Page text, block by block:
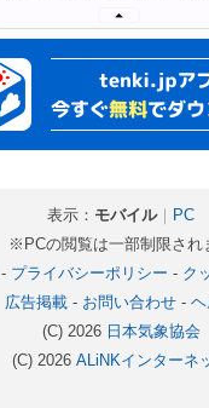
表示： モバイル｜ PC
※PCの閲覧は一部制限され
- プライバシーポリシー - ク
広告掲載- お問い合わせ-
(C) 2026 日本気象協会
(C) 2026 ALiNKインターネ